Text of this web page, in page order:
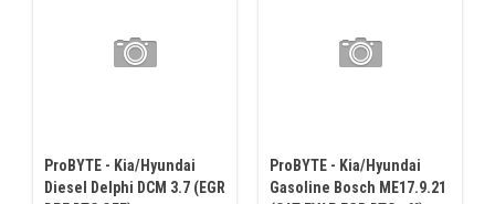
ProBYTE - Kia/Hyundai
Diesel Delphi DCM 3.7 (EGR
ProBYTE - Kia/Hyundai
Gasoline Bosch ME17.9.21